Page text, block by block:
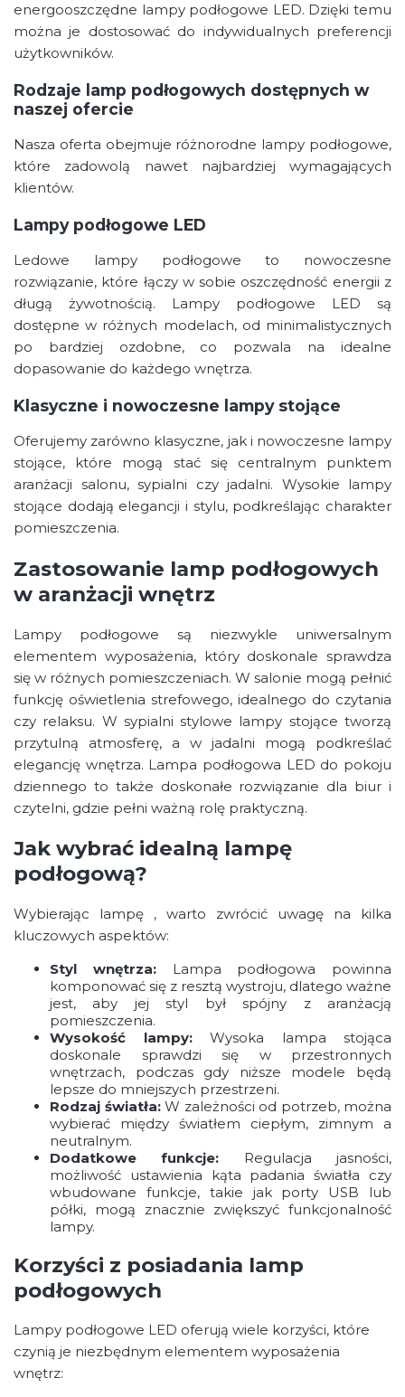
energooszczędne lampy podłogowe LED. Dzięki temu
można je dostosować do indywidualnych preferencji
użytkowników.
Rodzaje lamp podłogowych dostępnych w
naszej ofercie
Nasza oferta obejmuje różnorodne lampy podłogowe,
które zadowolą nawet najbardziej wymagających
klientów.
Lampy podłogowe LED
Ledowe lampy podłogowe to nowoczesne
rozwiązanie, które łączy w sobie oszczędność energii z
długą żywotnością. Lampy podłogowe LED są
dostępne w różnych modelach, od minimalistycznych
po bardziej ozdobne, co pozwala na idealne
dopasowanie do każdego wnętrza.
Klasyczne i nowoczesne lampy stojące
Oferujemy zarówno klasyczne, jak i nowoczesne lampy
stojące, które mogą stać się centralnym punktem
aranżacji salonu, sypialni czy jadalni. Wysokie lampy
stojące dodają elegancji i stylu, podkreślając charakter
pomieszczenia.
Zastosowanie lamp podłogowych
w aranżacji wnętrz
Lampy podłogowe są niezwykle uniwersalnym
elementem wyposażenia, który doskonale sprawdza
się w różnych pomieszczeniach. W salonie mogą pełnić
funkcję oświetlenia strefowego, idealnego do czytania
czy relaksu. W sypialni stylowe lampy stojące tworzą
przytulną atmosferę, a w jadalni mogą podkreślać
elegancję wnętrza. Lampa podłogowa LED do pokoju
dziennego to także doskonałe rozwiązanie dla biur i
czytelni, gdzie pełni ważną rolę praktyczną.
Jak wybrać idealną lampę
podłogową?
Wybierając lampę , warto zwrócić uwagę na kilka
kluczowych aspektów:
Styl wnętrza:Lampa podłogowa powinna
komponować się z resztą wystroju, dlatego ważne
jest, aby jej styl był spójny z aranżacją
pomieszczenia.
Wysokość lampy:Wysoka lampa stojąca
doskonale sprawdzi się w przestronnych
wnętrzach, podczas gdy niższe modele będą
lepsze do mniejszych przestrzeni.
Rodzaj światła:W zależności od potrzeb, można
wybierać między światłem ciepłym, zimnym a
neutralnym.
Dodatkowe funkcje: Regulacja jasności,
możliwość ustawienia kąta padania światła czy
wbudowane funkcje, takie jak porty USB lub
półki, mogą znacznie zwiększyć funkcjonalność
lampy.
Korzyści z posiadania lamp
podłogowych
Lampy podłogowe LED oferują wiele korzyści, które
czynią je niezbędnym elementem wyposażenia
wnętrz: